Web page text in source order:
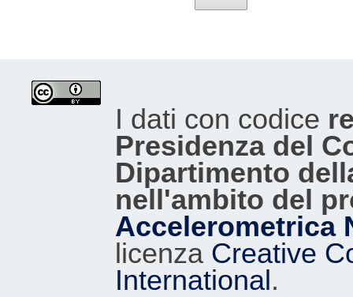
I dati con codice
Presidenza del
Dipartimento
nell'ambito del
Accelerometrica
licenza Creative
International.